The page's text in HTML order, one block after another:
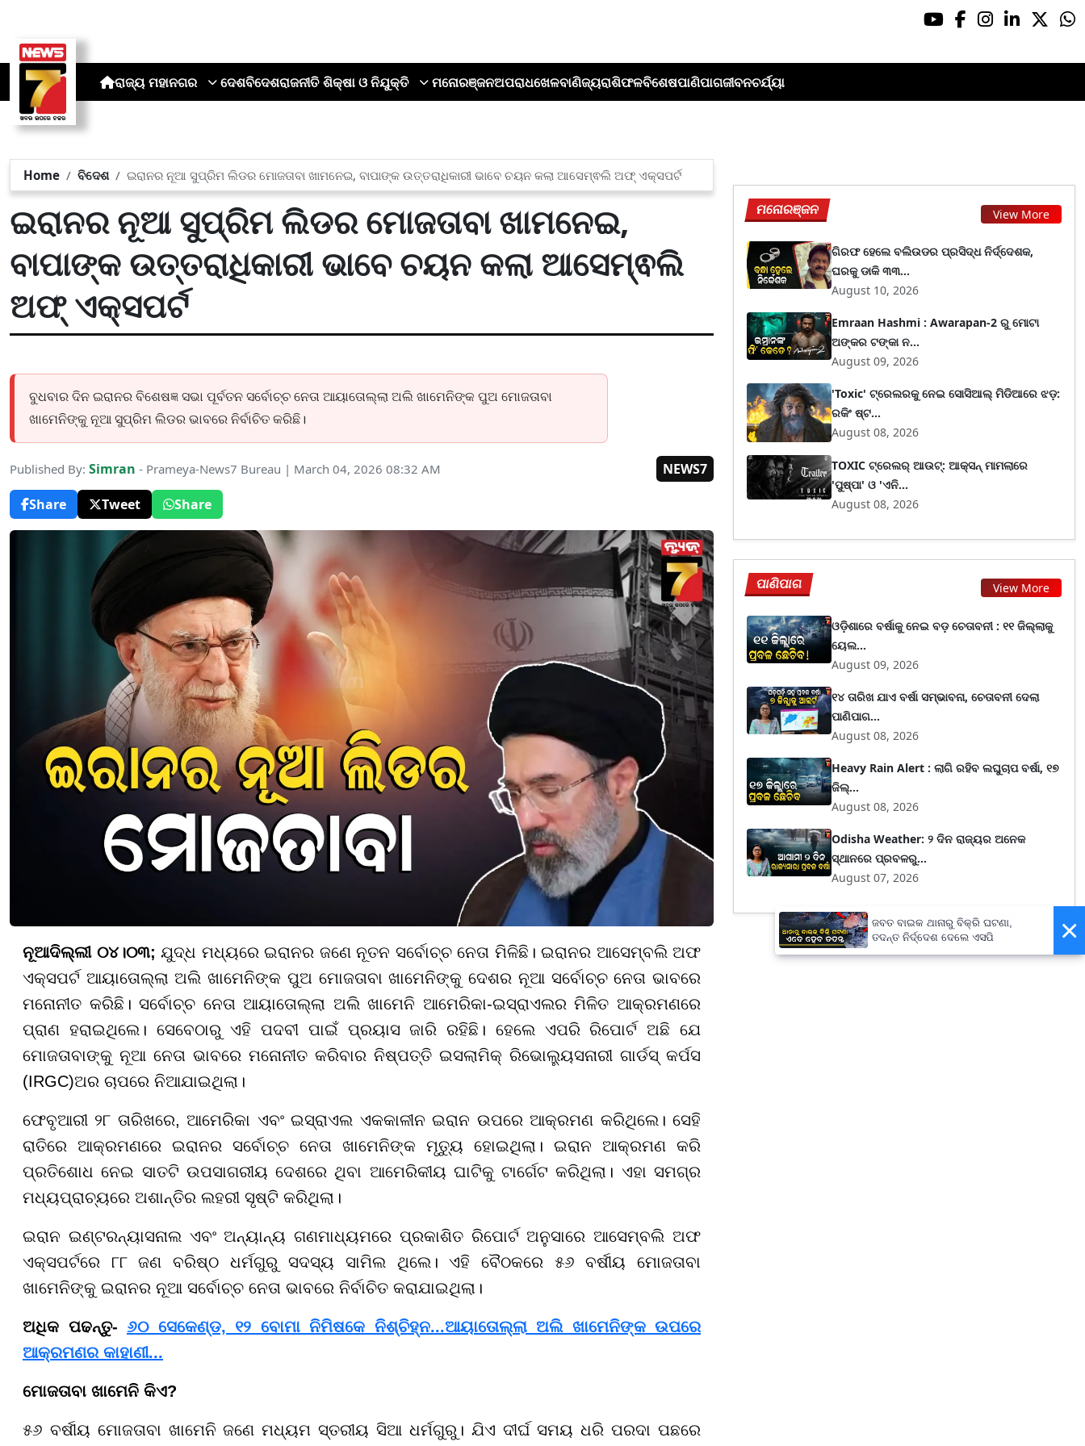
ରାଜ୍ୟ ମହାନଗର ଦେଶବିଦେଶରାଜନୀତି ଶିକ୍ଷା ଓ ନିଯୁକ୍ତି ମନୋରଞ୍ଜନଅପରାଧଖେଳବାଣିଜ୍ୟରାଶିଫଳବିଶେଷପାଣିପାଗଜୀବନଚର୍ଯ୍ୟା
Home ବିଦେଶ ଇରାନର ନୂଆ ସୁପ୍ରିମ ଲିଡର ମୋଜତାବା ଖାମନେଇ, ବାପାଙ୍କ ଉତ୍ତରାଧିକାରୀ ଭାବେ ଚୟନ କଲା ଆସେମ୍ଵଲି ଅଫ୍ ଏକ୍ସପର୍ଟ
ଇରାନର ନୂଆ ସୁପ୍ରିମ ଲିଡର ମୋଜତାବା ଖାମନେଇ,
ବାପାଙ୍କ ଉତ୍ତରାଧିକାରୀ ଭାବେ ଚୟନ କଲା ଆସେମ୍ଵଲି
ଅଫ୍ ଏକ୍ସପର୍ଟ
ବୁଧବାର ଦିନ ଇରାନର ବିଶେଷଜ୍ଞ ସଭା ପୂର୍ବତନ ସର୍ବୋଚ୍ଚ ନେତା ଆୟାତୋଲ୍ଲା ଅଲି ଖାମେନିଙ୍କ ପୁଅ ମୋଜତାବା
ଖାମେନିଙ୍କୁ ନୂଆ ସୁପ୍ରିମ ଲିଡର ଭାବରେ ନିର୍ବାଚିତ କରିଛି।
Published By: Simran - Prameya-News7 Bureau | March 04, 2026 08:32 AM
NEWS7
Share
Tweet Share
ନୂଆଦିଲ୍ଲୀ ୦୪।୦୩; ଯୁଦ୍ଧ ମଧ୍ୟରେ ଇରାନର ଜଣେ ନୂତନ ସର୍ବୋଚ୍ଚ ନେତା ମିଳିଛି। ଇରାନର ଆସେମ୍ବଲି ଅଫ
ଏକ୍ସପର୍ଟ ଆୟାତୋଲ୍ଲା ଅଲି ଖାମେନିଙ୍କ ପୁଅ ମୋଜତାବା ଖାମେନିଙ୍କୁ ଦେଶର ନୂଆ ସର୍ବୋଚ୍ଚ ନେତା ଭାବରେ
ମନୋନୀତ କରିଛି। ସର୍ବୋଚ୍ଚ ନେତା ଆୟାତୋଲ୍ଲା ଅଲି ଖାମେନି ଆମେରିକା-ଇସ୍ରାଏଲର ମିଳିତ ଆକ୍ରମଣରେ
ପ୍ରାଣ ହରାଇଥିଲେ। ସେବେଠାରୁ ଏହି ପଦବୀ ପାଇଁ ପ୍ରୟାସ ଜାରି ରହିଛି। ହେଲେ ଏପରି ରିପୋର୍ଟ ଅଛି ଯେ
ମୋଜତାବାଙ୍କୁ ନୂଆ ନେତା ଭାବରେ ମନୋନୀତ କରିବାର ନିଷ୍ପତ୍ତି ଇସଲାମିକ୍ ରିଭୋଲ୍ୟୁସନାରୀ ଗାର୍ଡସ୍ କର୍ପସ
(IRGC)ଅର ଚାପରେ ନିଆଯାଇଥିଲା।
ଫେବୃଆରୀ ୨୮ ତାରିଖରେ, ଆମେରିକା ଏବଂ ଇସ୍ରାଏଲ ଏକକାଳୀନ ଇରାନ ଉପରେ ଆକ୍ରମଣ କରିଥିଲେ। ସେହି
ରାତିରେ ଆକ୍ରମଣରେ ଇରାନର ସର୍ବୋଚ୍ଚ ନେତା ଖାମେନିଙ୍କ ମୃତ୍ୟୁ ହୋଇଥିଲା। ଇରାନ ଆକ୍ରମଣ କରି
ପ୍ରତିଶୋଧ ନେଇ ସାତଟି ଉପସାଗରୀୟ ଦେଶରେ ଥିବା ଆମେରିକୀୟ ଘାଟିକୁ ଟାର୍ଗେଟ କରିଥିଲା। ଏହା ସମଗ୍ର
ମଧ୍ୟପ୍ରାଚ୍ୟରେ ଅଶାନ୍ତିର ଲହରୀ ସୃଷ୍ଟି କରିଥିଲା।
ଇରାନ ଇଣ୍ଟରନ୍ୟାସନାଲ ଏବଂ ଅନ୍ୟାନ୍ୟ ଗଣମାଧ୍ୟମରେ ପ୍ରକାଶିତ ରିପୋର୍ଟ ଅନୁସାରେ ଆସେମ୍ବଲି ଅଫ
ଏକ୍ସପର୍ଟରେ ୮୮ ଜଣ ବରିଷ୍ଠ ଧର୍ମଗୁରୁ ସଦସ୍ୟ ସାମିଲ ଥିଲେ। ଏହି ବୈଠକରେ ୫୬ ବର୍ଷୀୟ ମୋଜତାବା
ଖାମେନିଙ୍କୁ ଇରାନର ନୂଆ ସର୍ବୋଚ୍ଚ ନେତା ଭାବରେ ନିର୍ବାଚିତ କରାଯାଇଥିଲା।
ଅଧିକ ପଢନ୍ତୁ- ୬୦ ସେକେଣ୍ଡ, ୧୨ ବୋମା ନିମିଷକେ ନିଶ୍ଚିହ୍ନ...ଆୟାତୋଲ୍ଲା ଅଲି ଖାମେନିଙ୍କ ଉପରେ
ଆକ୍ରମଣର କାହାଣୀ...
ମୋଜତାବା ଖାମେନି କିଏ?
୫୬ ବର୍ଷୀୟ ମୋଜତାବା ଖାମେନି ଜଣେ ମଧ୍ୟମ ସ୍ତରୀୟ ସିଆ ଧର୍ମଗୁରୁ। ଯିଏ ଦୀର୍ଘ ସମୟ ଧରି ପରଦା ପଛରେ
ମନୋରଞ୍ଜନ View More
ଗିରଫ ହେଲେ ବଲିଉଡର ପ୍ରସିଦ୍ଧ ନିର୍ଦ୍ଦେଶକ,
ଘରକୁ ଡାକି ୩୩...
August 10, 2026
Emraan Hashmi : Awarapan-2 ରୁ ମୋଟା
ଅଙ୍କର ଟଙ୍କା ନ...
August 09, 2026
'Toxic' ଟ୍ରେଲରକୁ ନେଇ ସୋସିଆଲ୍ ମିଡିଆରେ ଝଡ଼:
ରକିଂ ଷ୍ଟ...
August 08, 2026
TOXIC ଟ୍ରେଲର୍ ଆଉଟ୍: ଆକ୍ସନ୍ ମାମଲାରେ
'ପୁଷ୍ପା' ଓ 'ଏନି...
August 08, 2026
ପାଣିପାଗ View More
ଓଡ଼ିଶାରେ ବର୍ଷାକୁ ନେଇ ବଡ଼ ଚେତାବନୀ : ୧୧ ଜିଲ୍ଲାକୁ
ୟେଲ...
August 09, 2026
୧୪ ତାରିଖ ଯାଏ ବର୍ଷା ସମ୍ଭାବନା, ଚେତାବନୀ ଦେଲା
ପାଣିପାଗ...
August 08, 2026
Heavy Rain Alert : ଲାଗି ରହିବ ଲଘୁଚାପ ବର୍ଷା, ୧୭
ଜିଲ୍...
August 08, 2026
Odisha Weather: ୨ ଦିନ ରାଜ୍ୟର ଅନେକ
ସ୍ଥାନରେ ପ୍ରବଳରୁ...
August 07, 2026
×
ଜବତ ବାଇକ ଥାନାରୁ ବିକ୍ରି ଘଟଣା,
ତଦନ୍ତ ନିର୍ଦ୍ଦେଶ ଦେଲେ ଏସପି